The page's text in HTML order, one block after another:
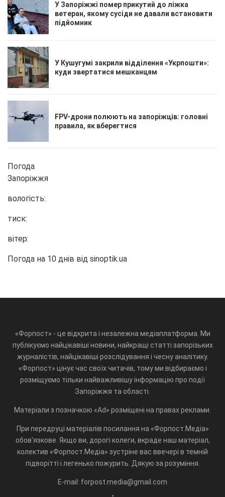
У Запоріжжі помер прикутий до ліжка
ветеран, якому сусіди не давали встановити
підйомник
У Кушугумі закрили відділення «Укрпошти»:
куди звертатися мешканцям
FPV-дрони полюють на запоріжців: головні
правила, як вберегтися
Погода
Запоріжжя
вологість:
тиск:
вітер:
Погода на 10 днів від sinoptik.ua
«Форпост» - це відкрита і незалежна медіаплатформа. Ми
публікуємо найцікавіші новини, найкращі статті запорізьких
журналістів, найцікавіші розслідування і чесну аналітику.
«Форпост» цінує час своїх читачів, тому ми відбираємо і
розміщуємо тільки найважливішу інформацію про події
Запоріжжя та області.
Матеріали з позначкою «Ad» розміщені на правах реклами.
При передруці матеріалів посилання на «Форпост.Медіа»
обов'язкове. Якщо ви, дорогі колеги, вкраде наш матеріал,
колектив «Форпост.Медіа» зустріне вас ввечері в темній
підворітті і легенько пожурить. Дякую за розуміння.
E-mail: forpost.media@gmail.com